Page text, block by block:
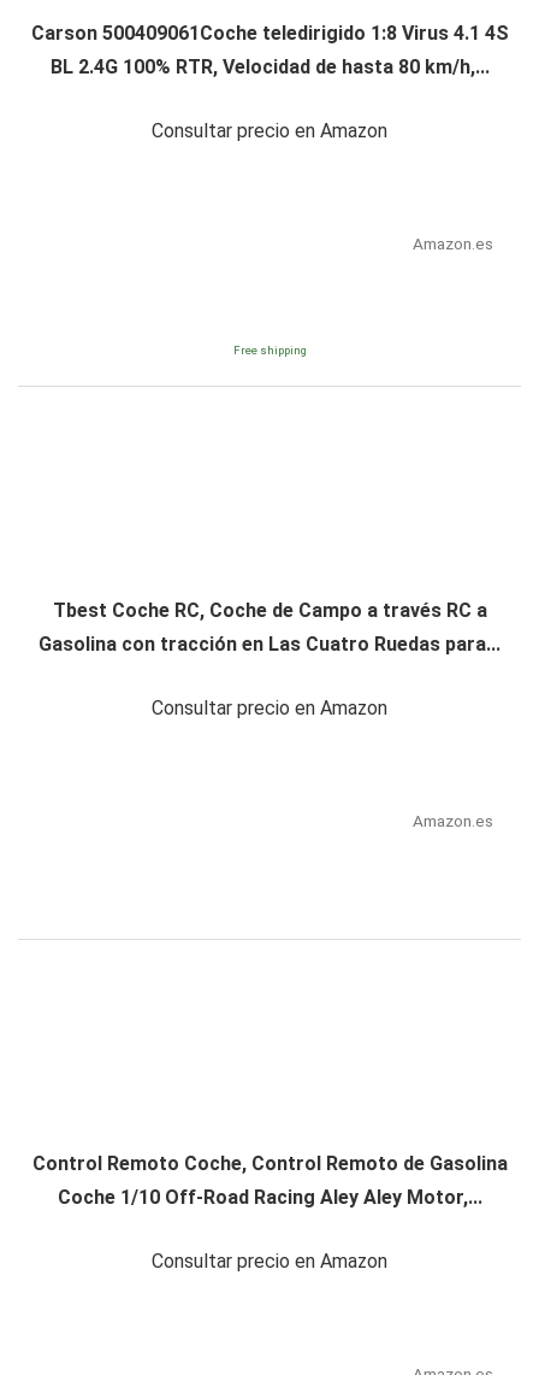
Carson 500409061Coche teledirigido 1:8 Virus 4.1 4S
BL 2.4G 100% RTR, Velocidad de hasta 80 km/h,...
Consultar precio en Amazon
Amazon.es
Free shipping
Tbest Coche RC, Coche de Campo a través RC a
Gasolina con tracción en Las Cuatro Ruedas para...
Consultar precio en Amazon
Amazon.es
Control Remoto Coche, Control Remoto de Gasolina
Coche 1/10 Off-Road Racing Aley Aley Motor,...
Consultar precio en Amazon